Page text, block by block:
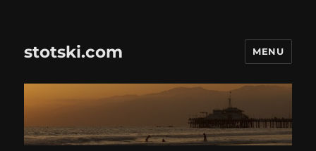
stotski.com MENU